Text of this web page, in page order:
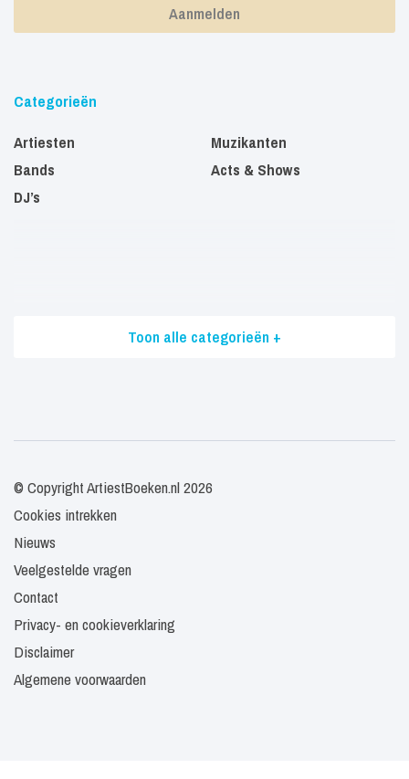
Categorieën
Artiesten
Bands
DJ’s
Muzikanten
Acts & Shows
Toon alle categorieën +
© Copyright ArtiestBoeken.nl 2026
Cookies intrekken
Nieuws
Veelgestelde vragen
Contact
Privacy- en cookieverklaring
Disclaimer
Algemene voorwaarden